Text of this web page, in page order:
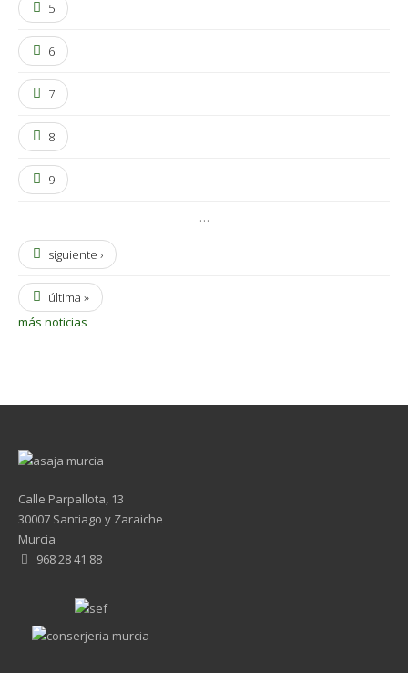
5
6
7
8
9
…
siguiente ›
última »
más noticias
Calle Parpallota, 13
30007 Santiago y Zaraiche
Murcia
968 28 41 88